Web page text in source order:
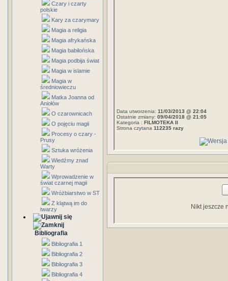
Czary i czarty
polskie
Kary za czarymary
Magia a religia
Magia afrykańska
Magia babilońska
Magia podbija świat
Magia w islamie
Magia w
średniowieczu
Matka Joanna od
Aniołów
O czarownicach
O pojęciu magii
Procesy o czary -
Prusy
Sztuka wróżenia
Wiedźmy znad
Warty
Wprowadzenie w
świat czarnej magii
Wróżbiarstwo w ST
Z klątwą im do
twarzy
Bibliografia
Bibliografia 1
Bibliografia 2
Bibliografia 3
Bibliografia 4
Data utworzenia: 11/03/2013 @ 22:04
Ostatnie zmiany: 09/04/2018 @ 21:05
Kategoria : FILMOTEKA II
Strona czytana 112235 razy
Nikt jeszcze